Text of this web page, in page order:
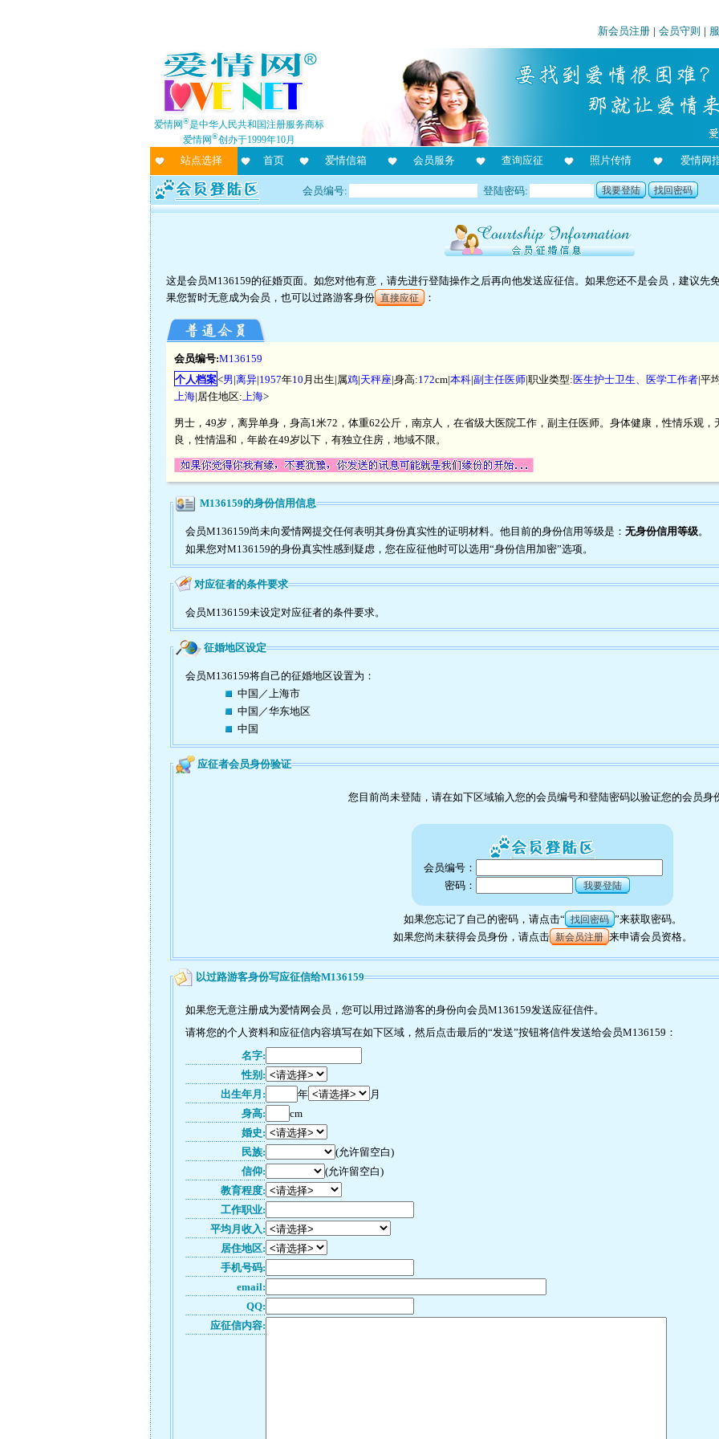
新会员注册 | 会员守则 |
爱情网®是中华人民共和国注册服务商标
爱情网®创办于1999年10月
站点选择 首页 爱情信箱 会员服务 查询应征 照片传情 爱情网
会员编号: 登陆密码: 我要登陆 找回密码
这是会员M136159的征婚页面。如您对他有意，请先进行登陆操作之后再向他发送应征信。如果您还不是会员，建议先
果您暂时无意成为会员，也可以过路游客身份 直接应征 ：
会员编号:M136159
个人档案<男|离异|1957年10 月出生|属鸡|天秤座|身高:172cm|本科|副主任医师|职业类型:医生护士卫生、医学工作者|平
上海|居住地区:上海>
男士，49岁，离异单身，身高1米72，体重62公斤，南京人，在省级大医院工作，副主任医师。身体健康，性情乐观
良，性情温和，年龄在49岁以下，有独立住房，地域不限。
M136159的身份信用信息
会员M136159尚未向爱情网提交任何表明其身份真实性的证明材料。他目前的身份信用等级是： 无身份信用等级。
如果您对M136159的身份真实性感到疑虑，您在应征他时可以选用“身份信用加密”选项。
对应征者的条件要求
会员M136159未设定对应征者的条件要求。
征婚地区设定
会员M136159将自己的征婚地区设置为：
中国／上海市
中国／华东地区
中国
应征者会员身份验证
您目前尚未登陆，请在如下区域输入您的会员编号和登陆密码以验证您的会员身
会员编号：
密码：
我要登陆
如果您忘记了自己的密码，请点击“ 找回密码 ”来获取密码。
如果您尚未获得会员身份，请点击 新会员注册 来申请会员资格。
以过路游客身份写应征信给M136159
如果您无意注册成为爱情网会员，您可以用过路游客的身份向会员M136159发送应征信件。
请将您的个人资料和应征信内容填写在如下区域，然后点击最后的“发送”按钮将信件发送给会员M136159：
名字:
性别:
出生年月:
年
月
身高:
cm
婚史:
民族:
(允许留空白)
信仰:
(允许留空白)
教育程度:
工作职业:
平均月收入:
居住地区:
手机号码:
email:
QQ:
应征信内容: